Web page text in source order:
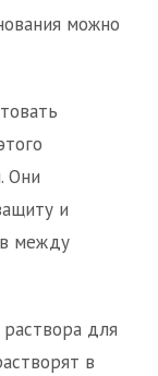
можно
Они
и
между
для
в